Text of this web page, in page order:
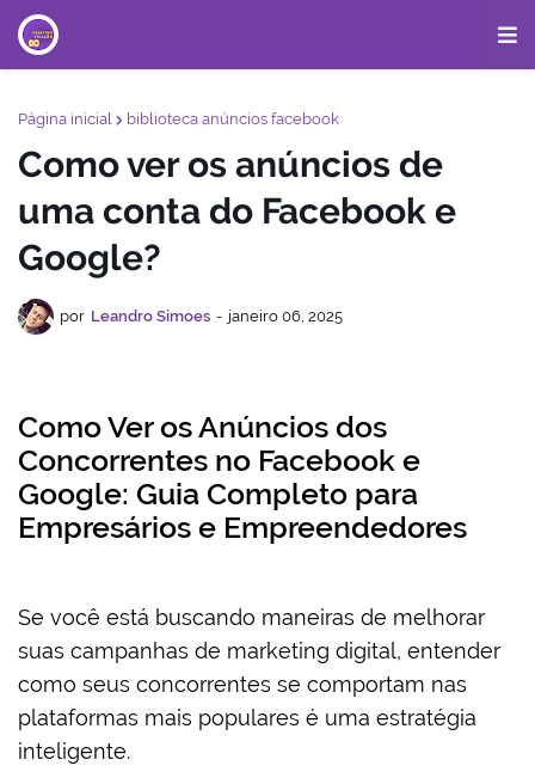
Página inicial biblioteca anúncios facebook
Como ver os anúncios de
uma conta do Facebook e
Google?
por Leandro Simoes - janeiro 06, 2025
Como Ver os Anúncios dos
Concorrentes no Facebook e
Google: Guia Completo para
Empresários e Empreendedores
Se você está buscando maneiras de melhorar
suas campanhas de marketing digital, entender
como seus concorrentes se comportam nas
plataformas mais populares é uma estratégia
inteligente.